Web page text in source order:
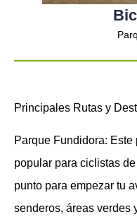
Principales Rutas y
Parque Fundidora:
popular para ciclistas
punto para empezar tu
senderos, áreas verdes